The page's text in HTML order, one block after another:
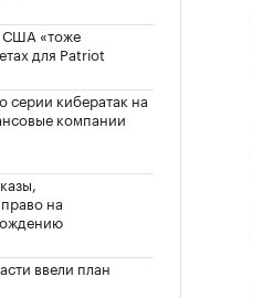
США «тоже
для Patriot
серии кибератак на
компании
на
ввели план